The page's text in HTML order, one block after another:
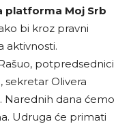
platforma Moj Srb
bi kroz pravni
aktivnosti.
potpredsednici
sekretar Olivera
Narednih dana ćemo
Udruga će primati